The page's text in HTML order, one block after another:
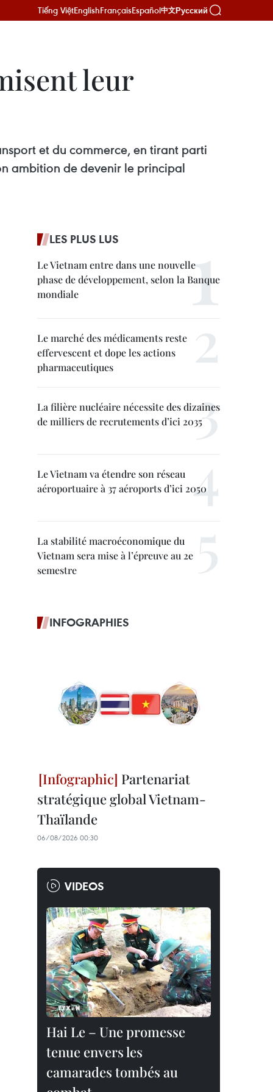
Tiếng ViệtEnglishFrançaisEspañol中文Русский
leur
et du commerce, en tirant parti
ambition de devenir le principal
LES PLUS LUS
Le Vietnam entre dans une nouvelle
phase de développement, selon la Banque
mondiale
Le marché des médicaments reste
effervescent et dope les actions
pharmaceutiques
La filière nucléaire nécessite des dizaines
de milliers de recrutements d’ici 2035
Le Vietnam va étendre son réseau
aéroportuaire à 37 aéroports d’ici 2050
La stabilité macroéconomique du
Vietnam sera mise à l’épreuve au 2e
semestre
INFOGRAPHIES
Partenariat
stratégique global Vietnam-
Thaïlande
06/08/2026 00:30
VIDEOS
Hai Le – Une promesse
tenue envers les
camarades tombés au